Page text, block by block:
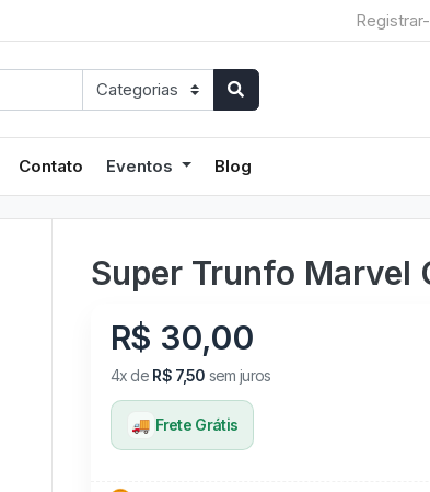
Contato Eventos Blog
Super Trunfo Marvel
R$ 30,00
4x de R$ 7,50 sem juros
🚚 Frete Grátis